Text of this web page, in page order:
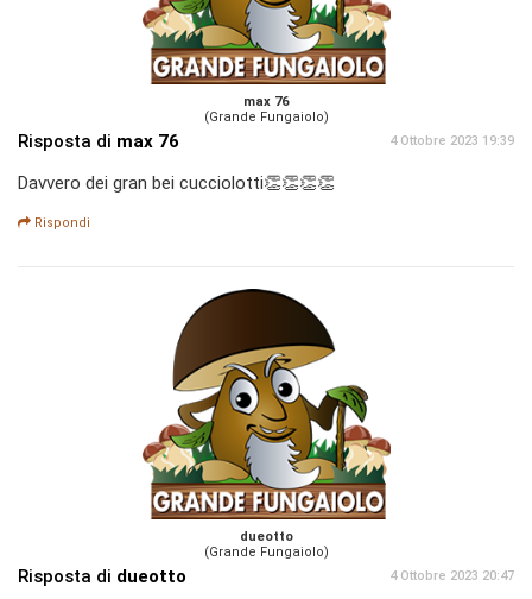
max 76
(Grande Fungaiolo)
Risposta di max 76 4 Ottobre 2023 19:39
Davvero dei gran bei cucciolotti👏👏👏👏
Rispondi
dueotto
(Grande Fungaiolo)
Risposta di dueotto 4 Ottobre 2023 20:47